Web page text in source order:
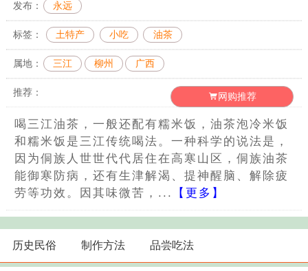
发布： 永远
标签： 土特产 小吃 油茶
属地： 三江 柳州 广西
推荐： 网购推荐
喝三江油茶，一般还配有糯米饭，油茶泡冷米饭
和糯米饭是三江传统喝法。一种科学的说法是，
因为侗族人世世代代居住在高寒山区，侗族油茶
能御寒防病，还有生津解渴、提神醒脑、解除疲
劳等功效。因其味微苦，...
【更多】
历史民俗 制作方法 品尝吃法